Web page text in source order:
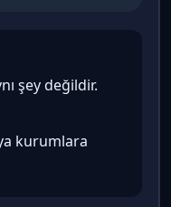
şey değildir.
kurumlara